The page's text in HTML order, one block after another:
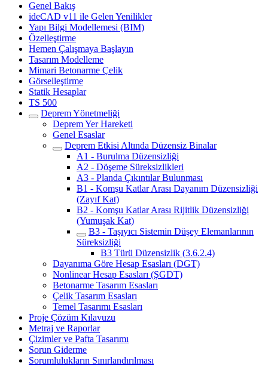
Genel Bakış
ideCAD v11 ile Gelen Yenilikler
Yapı Bilgi Modellemesi (BIM)
Özelleştirme
Hemen Çalışmaya Başlayın
Tasarım Modelleme
Mimari Betonarme Çelik
Görselleştirme
Statik Hesaplar
TS 500
Deprem Yönetmeliği
Deprem Yer Hareketi
Genel Esaslar
Deprem Etkisi Altında Düzensiz Binalar
A1 - Burulma Düzensizliği
A2 - Döşeme Süreksizlikleri
A3 - Planda Çıkıntılar Bulunması
B1 - Komşu Katlar Arası Dayanım Düzensizliği
(Zayıf Kat)
B2 - Komşu Katlar Arası Rijitlik Düzensizliği
(Yumuşak Kat)
B3 - Taşıyıcı Sistemin Düşey Elemanlarının
Süreksizliği
B3 Türü Düzensizlik (3.6.2.4)
Dayanıma Göre Hesap Esasları (DGT)
Nonlinear Hesap Esasları (ŞGDT)
Betonarme Tasarım Esasları
Çelik Tasarım Esasları
Temel Tasarımı Esasları
Proje Çözüm Kılavuzu
Metraj ve Raporlar
Çizimler ve Pafta Tasarımı
Sorun Giderme
Sorumlulukların Sınırlandırılması